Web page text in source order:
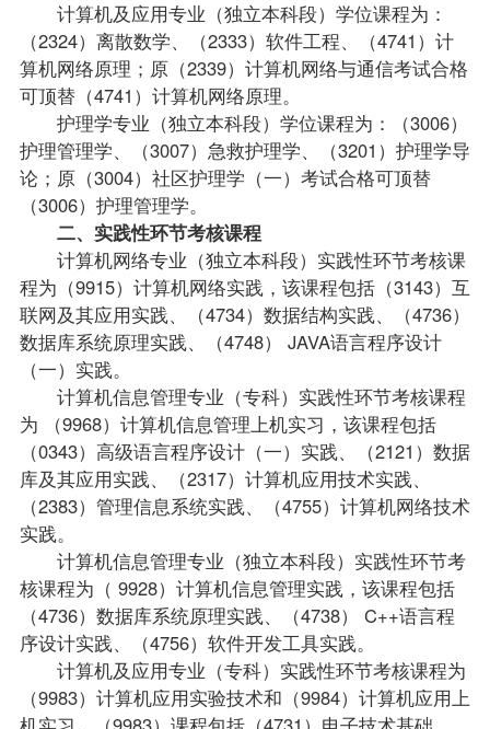
计算机及应用专业 （独立本科段）学位课程为：
（2324）离散数学、（2333）软件工程、（4741）计
算机网络原理；原（2339）计算机网络与通信考试合格
可顶替（4741）计算机网络原理。
护理学专业（独立本科段）学位课程为：（3006）
护理管理学、（3007）急救护理学、（3201）护理学导
论；原（3004）社区护理学（一）考试合格可顶替
（3006）护理管理学。
二、实践性环节考核课程
计算机网络专业（独立本科段）实践性环节考核课
程为（9915）计算机网络实践，该课程包括（3143）互
联网及其应用实践、（4734）数据结构实践、（4736）
数据库系统原理实践、（4748） JAVA语言程序设计
（一）实践。
计算机信息管理专业（专科） 实践性环节考核课程
为 （9968）计算机信息管理上机实习，该课程包括
（0343） 高级语言程序设计（一） 实践、（2121）数据
库及其应用实践、（2317）计算机应用技术实践、
（2383）管理信息系统实践、（4755）计算机网络技术
实践。
计算机信息管理专业（独立本科段）实践性环节考
核课程为（ 9928）计算机信息管理实践，该课程包括
（4736）数据库系统原理实践、（4738） C++语言程
序设计实践、（4756）软件开发工具实践。
计算机及应用专业（专科） 实践性环节考核课程为
（9983）计算机应用实验技术和（9984）计算机应用上